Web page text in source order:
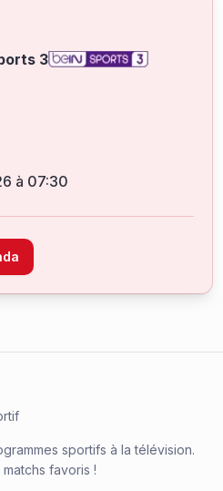
3
à 07:30
sportifs à la télévision.
favoris !